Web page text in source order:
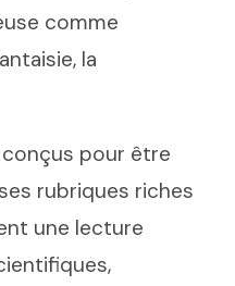
comme
la
pour être
rubriques riches
une lecture